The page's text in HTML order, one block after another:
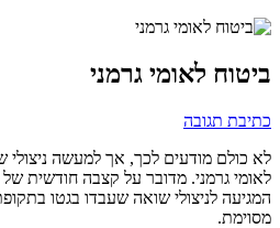
ביטוח לאומי גרמני
כתיבת תגובה
לא כולם מודעים לכך, אך למעשה ניצולי
לאומי גרמני. מדובר על קצבה חודשית של
המגיעה לניצולי שואה שעבדו בגטו
מסוימת.